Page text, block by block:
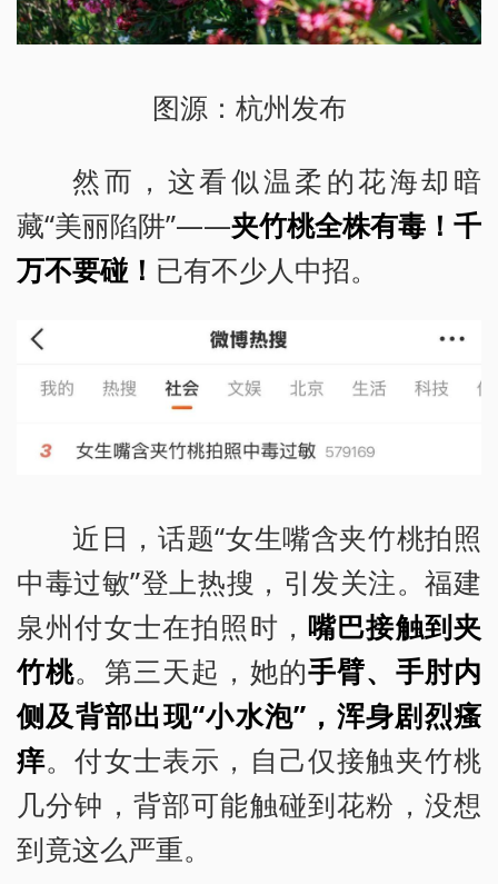
图源：杭州发布
然而，这看似温柔的花海却暗
藏“美丽陷阱”——夹竹桃全株有毒！千
万不要碰！ 已有不少人中招。
近日，话题“女生嘴含夹竹桃拍照
中毒过敏”登上热搜，引发关注。福建
泉州付女士在拍照时， 嘴巴接触到夹
竹桃。第三天起，她的手臂、手肘内
侧及背部出现“小水泡”，浑身剧烈瘙
痒。付女士表示，自己仅接触夹竹桃
几分钟，背部可能触碰到花粉，没想
到竟这么严重。